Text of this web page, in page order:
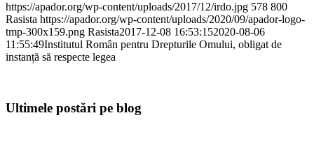
https://apador.org/wp-content/uploads/2017/12/irdo.jpg 578 800
Rasista https://apador.org/wp-content/uploads/2020/09/apador-logo-
tmp-300x159.png Rasista2017-12-08 16:53:152020-08-06
11:55:49Institutul Român pentru Drepturile Omului, obligat de
instanță să respecte legea
Ultimele postări pe blog